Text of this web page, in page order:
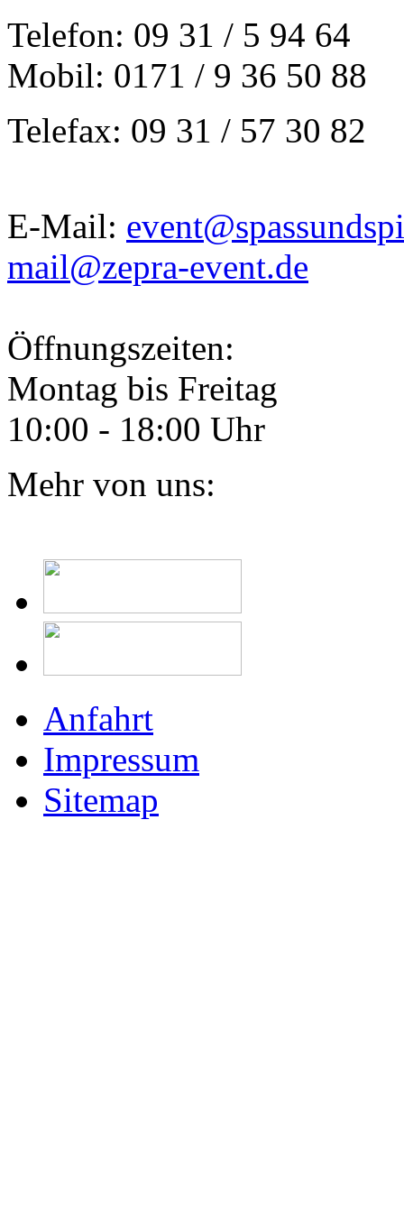
Telefon: 09 31 / 5 94 64
Mobil: 0171 / 9 36 50 88
Telefax: 09 31 / 57 30 82
E-Mail:
mail@zepra-event.de
Öffnungszeiten:
Montag bis Freitag
10:00 - 18:00 Uhr
Mehr von uns:
Anfahrt
Impressum
Sitemap